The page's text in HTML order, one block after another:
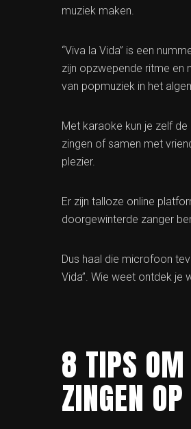
muziek maken.
“Viva la Vida” is een
zijn opzwepende ritme en
van popmuziek in het
Met karaoke kun je zelf
zingen of samen met
plezier.
Er zijn talloze online
doorgewinterde zanger
Dus haal die microfoon
Vida”. Wie weet ontdek je
8 TIPS
ZINGEN